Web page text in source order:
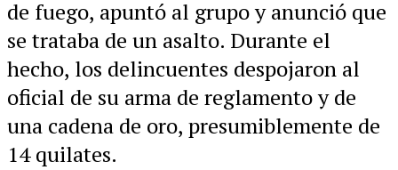
de fuego, apuntó al grupo y anunció que
se trataba de un asalto. Durante el
hecho, los delincuentes despojaron al
oficial de su arma de reglamento y de
una cadena de oro, presumiblemente de
14 quilates.